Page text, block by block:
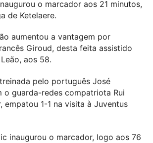
o marcador aos 21 minutos,
de Ketelaere.
aumentou a vantagem por
Giroud, desta feita assistido
aos 58.
pelo português José
o guarda-redes compatriota Rui
empatou 1-1 na visita à Juventus
inaugurou o marcador, logo aos 76